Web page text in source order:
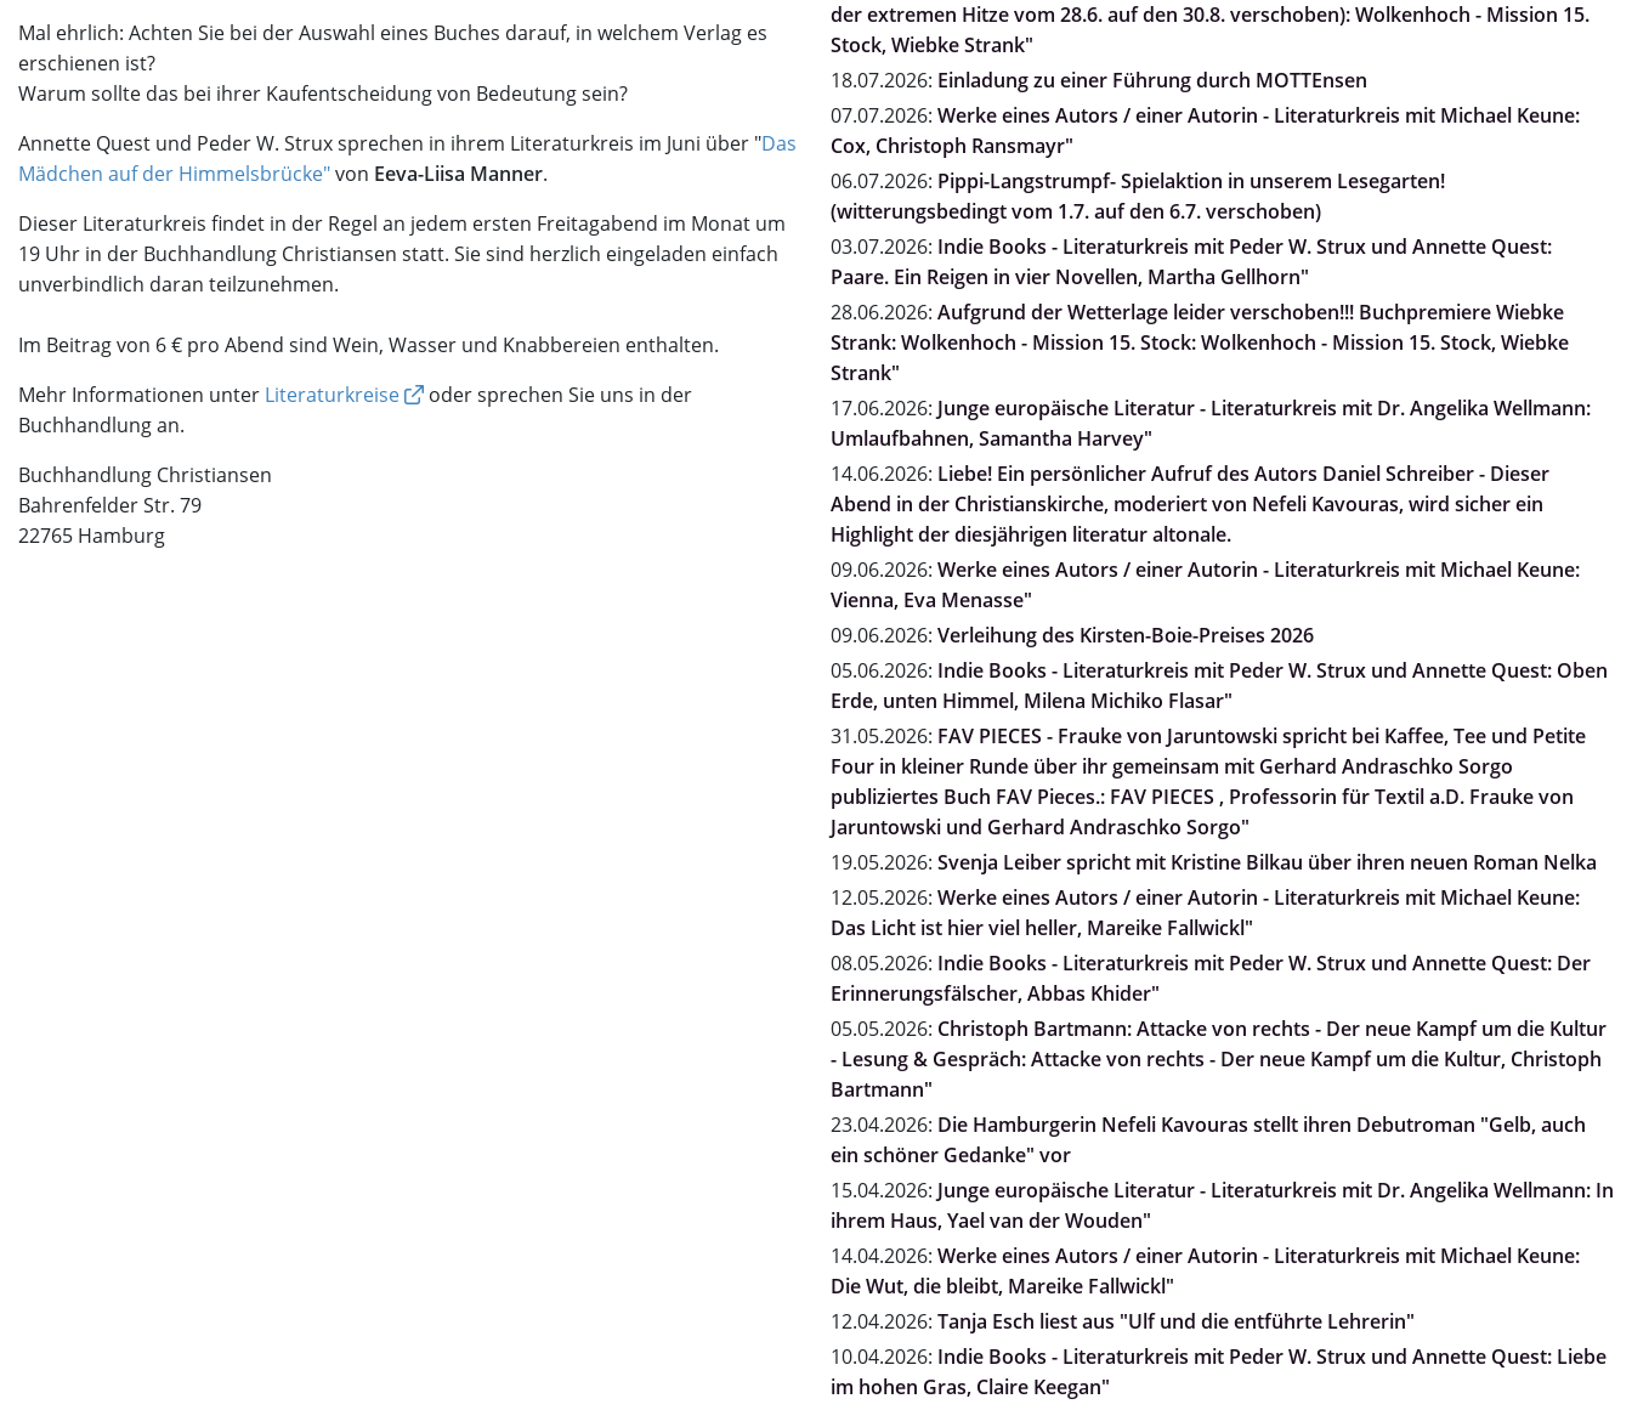
Mal ehrlich: Achten Sie bei der Auswahl eines Buches darauf, in welchem Verlag es
erschienen ist?
Warum sollte das bei ihrer Kaufentscheidung von Bedeutung sein?
Annette Quest und Peder W. Strux sprechen in ihrem Literaturkreis im Juni über "Das
Mädchen auf der Himmelsbrücke"von Eeva-Liisa Manner.
Dieser Literaturkreis findet in der Regel an jedem ersten Freitagabend im Monat um
19 Uhr in der Buchhandlung Christiansen statt. Sie sind herzlich eingeladen einfach
unverbindlich daran teilzunehmen.
Im Beitrag von 6 € pro Abend sind Wein, Wasser und Knabbereien enthalten.
Mehr Informationen unter Literaturkreise
oder sprechen Sie uns in der
Buchhandlung an.
Buchhandlung Christiansen
Bahrenfelder Str. 79
22765 Hamburg
der extremen Hitze vom 28.6. auf den 30.8. verschoben): Wolkenhoch - Mission 15.
Stock, Wiebke Strank"
18.07.2026: Einladung zu einer Führung durch MOTTEnsen
07.07.2026: Werke eines Autors / einer Autorin - Literaturkreis mit Michael Keune:
Cox, Christoph Ransmayr"
06.07.2026: Pippi-Langstrumpf- Spielaktion in unserem Lesegarten!
(witterungsbedingt vom 1.7. auf den 6.7. verschoben)
03.07.2026: Indie Books - Literaturkreis mit Peder W. Strux und Annette Quest:
Paare. Ein Reigen in vier Novellen, Martha Gellhorn"
28.06.2026: Aufgrund der Wetterlage leider verschoben!!! Buchpremiere Wiebke
Strank: Wolkenhoch - Mission 15. Stock: Wolkenhoch - Mission 15. Stock, Wiebke
Strank"
17.06.2026: Junge europäische Literatur - Literaturkreis mit Dr. Angelika Wellmann:
Umlaufbahnen, Samantha Harvey"
14.06.2026: Liebe! Ein persönlicher Aufruf des Autors Daniel Schreiber - Dieser
Abend in der Christianskirche, moderiert von Nefeli Kavouras, wird sicher ein
Highlight der diesjährigen literatur altonale.
09.06.2026: Werke eines Autors / einer Autorin - Literaturkreis mit Michael Keune:
Vienna, Eva Menasse"
09.06.2026: Verleihung des Kirsten-Boie-Preises 2026
05.06.2026: Indie Books - Literaturkreis mit Peder W. Strux und Annette Quest: Oben
Erde, unten Himmel, Milena Michiko Flasar"
31.05.2026: FAV PIECES - Frauke von Jaruntowski spricht bei Kaffee, Tee und Petite
Four in kleiner Runde über ihr gemeinsam mit Gerhard Andraschko Sorgo
publiziertes Buch FAV Pieces.: FAV PIECES , Professorin für Textil a.D. Frauke von
Jaruntowski und Gerhard Andraschko Sorgo"
19.05.2026: Svenja Leiber spricht mit Kristine Bilkau über ihren neuen Roman Nelka
12.05.2026: Werke eines Autors / einer Autorin - Literaturkreis mit Michael Keune:
Das Licht ist hier viel heller, Mareike Fallwickl"
08.05.2026: Indie Books - Literaturkreis mit Peder W. Strux und Annette Quest: Der
Erinnerungsfälscher, Abbas Khider"
05.05.2026: Christoph Bartmann: Attacke von rechts - Der neue Kampf um die Kultur
- Lesung & Gespräch: Attacke von rechts - Der neue Kampf um die Kultur, Christoph
Bartmann"
23.04.2026: Die Hamburgerin Nefeli Kavouras stellt ihren Debutroman "Gelb, auch
ein schöner Gedanke" vor
15.04.2026: Junge europäische Literatur - Literaturkreis mit Dr. Angelika Wellmann: In
ihrem Haus, Yael van der Wouden"
14.04.2026: Werke eines Autors / einer Autorin - Literaturkreis mit Michael Keune:
Die Wut, die bleibt, Mareike Fallwickl"
12.04.2026: Tanja Esch liest aus "Ulf und die entführte Lehrerin"
10.04.2026: Indie Books - Literaturkreis mit Peder W. Strux und Annette Quest: Liebe
im hohen Gras, Claire Keegan"